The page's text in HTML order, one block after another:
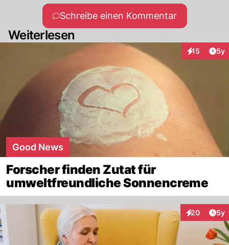
Schreibe einen Kommentar
Weiterlesen
15 5y
Good News
Forscher finden Zutat für
umweltfreundliche Sonnencreme
20
Interaktionen
5y